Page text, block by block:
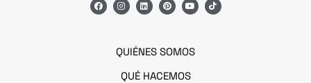
QUIÉNES SOMOS
QUÉ HACEMOS